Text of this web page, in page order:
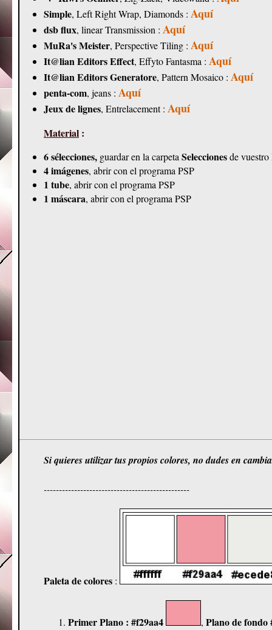
Simple, Left Right Wrap, Diamonds : Aquí
dsb flux, linear Transmission : Aquí
MuRa's Meister, Perspective Tiling : Aquí
It@lian Editors Effect, Effyto Fantasma : Aquí
It@lian EditorsGeneratore, Pattern Mosaico : Aquí
penta-com, jeans : Aquí
Jeux de lignes, Entrelacement : Aquí
Material :
6 sélecciones, guardar en la carpeta Seleccionesde vuestro
4 imágenes, abrir con el programa PSP
1 tube, abrir con el programa PSP
1 máscara, abrir con el programa PSP
Siquieres utilizar tus propios colores, no dudes en
------------------------------------------------
Paleta de colores :
Primer Plano : #f29aa4 , Plano de fondo